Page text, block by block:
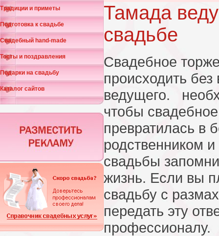
Традиции и приметы
Подготовка к свадьбе
Свадебный hand-made
Тосты и поздравления
Подарки на свадьбу
Каталог сайтов
Тамада
свадьбе
Свадебное
происходить
ведущего.
чтобы
превратилась в
родственником
свадьбы
жизнь. Если вы
свадьбу с
передать эту
профессионалу.